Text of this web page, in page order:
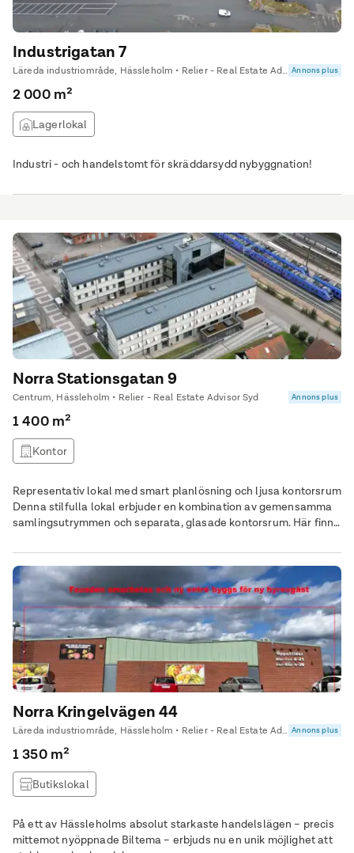
Industrigatan 7
Läreda industriområde, Hässleholm • Relier - Real Estate Advisor Syd Annons plus
2 000 m²
Lagerlokal
Industri - och handelstomt för skräddarsydd nybyggnation!
Norra Stationsgatan 9
Centrum, Hässleholm • Relier - Real Estate Advisor Syd Annons plus
1 400 m²
Kontor
Representativ lokal med smart planlösning och ljusa kontorsrum
Denna stilfulla lokal erbjuder en kombination av gemensamma
samlingsutrymmen och separata, glasade kontorsrum. Här finns
vilket skapar en inspirerande och funktionell arbetsmiljö.
Norra Kringelvägen 44
Läreda industriområde, Hässleholm • Relier - Real Estate Advisor Syd Annons plus
1 350 m²
Butikslokal
På ett av Hässleholms absolut starkaste handelslägen – precis
mittemot nyöppnade Biltema – erbjuds nu en unik möjlighet att